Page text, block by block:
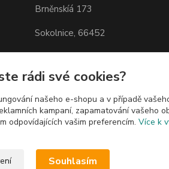
Brněnskíá 173
Sokolnice, 66452
https://maps.app.goo.gl/
zVfp6
rádi své cookies?
našeho e-shopu a v případě
kampaní, zapamatování vašeho
odpovídajících vašim preferencím. Více k
Souhlasím